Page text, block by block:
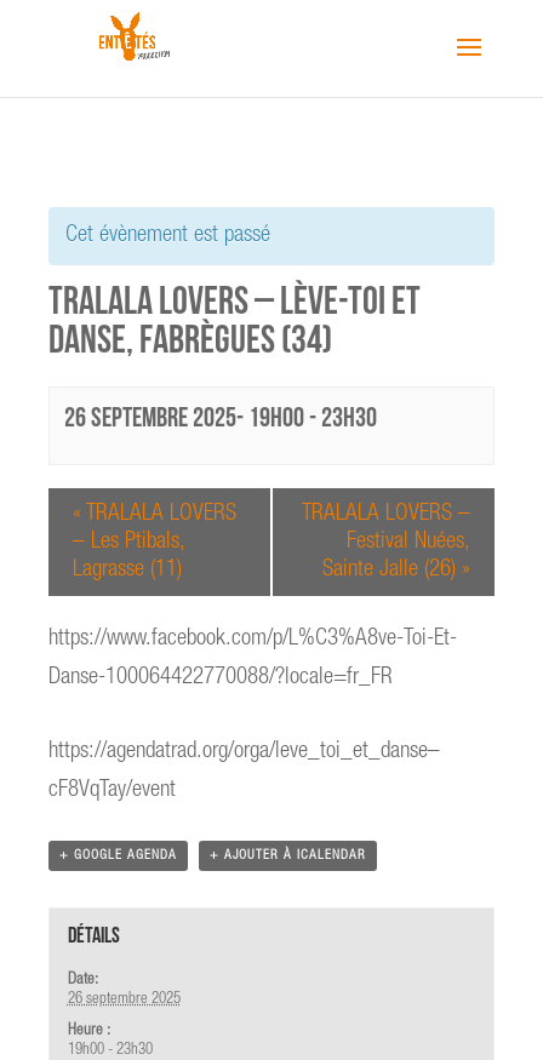
Cet évènement est passé
TRALALA LOVERS – Lève-toi et
danse, Fabrègues (34)
26 septembre 2025- 19h00- 23h30
« TRALALA LOVERS
– Les Ptibals,
Lagrasse (11)
TRALALA LOVERS –
Festival Nuées,
Sainte Jalle (26) »
https://www.facebook.com/p/L%C3%A8ve-Toi-Et-
Danse-100064422770088/?locale=fr_FR
https://agendatrad.org/orga/leve_toi_et_danse–
cF8VqTay/event
+ GOOGLE AGENDA + AJOUTER À ICALENDAR
Détails
Date:
26 septembre 2025
Heure :
19h00 - 23h30